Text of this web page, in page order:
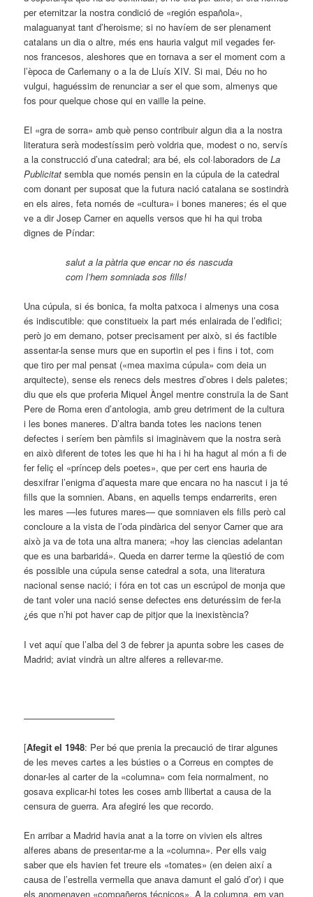
per eternitzar la nostra condició de «región española»,
malaguanyat tant d’heroisme; si no havíem de ser plenament
catalans un dia o altre, més ens hauria valgut mil vegades fer-
nos francesos, aleshores que en tornava a ser el moment com a
l’època de Carlemany o a la de Lluís XIV. Si mai, Déu no ho
vulgui, haguéssim de renunciar a ser el que som, almenys que
fos pour quelque chose qui en vaille la peine.
El «gra de sorra» amb què penso contribuir algun dia a la nostra
literatura serà modestíssim però voldria que, modest o no, servís
a la construcció d’una catedral; ara bé, els col·laboradors deLa
Publicitat sembla que només pensin en la cúpula de la catedral
com donant per suposat que la futura nació catalana se sostindrà
en els aires, feta només de «cultura» i bones maneres; és el que
ve a dir Josep Carner en aquells versos que hi ha qui troba
dignes de Píndar:
salut a la pàtria que encar no és nascuda
com l’hem somniada sos fills!
Una cúpula, si és bonica, fa molta patxoca i almenys una cosa
és indiscutible: que constitueix la part més enlairada de l’edifici;
però jo em demano, potser precisament per això, si és factible
assentar-la sense murs que en suportin el pes i fins i tot, com
que tiro per mal pensat («mea maxima cúpula» com deia un
arquitecte), sense els renecs dels mestres d’obres i dels paletes;
diu que els que proferia Miquel Àngel mentre construïa la de Sant
Pere de Roma eren d’antologia, amb greu detriment de la cultura
i les bones maneres. D’altra banda totes les nacions tenen
defectes i seríem ben pàmfils si imaginàvem que la nostra serà
en això diferent de totes les que hi ha i hi ha hagut al món a fi de
fer feliç el «príncep dels poetes», que per cert ens hauria de
desxifrar l’enigma d’aquesta mare que encara no ha nascut i ja té
fills que la somnien. Abans, en aquells temps endarrerits, eren
les mares —les futures mares— que somniaven els fills però cal
concloure a la vista de l’oda pindàrica del senyor Carner que ara
això ja va de tota una altra manera; «hoy las ciencias adelantan
que es una barbaridá». Queda en darrer terme la qüestió de com
és possible una cúpula sense catedral a sota, una literatura
nacional sense nació; i fóra en tot cas un escrúpol de monja que
de tant voler una nació sense defectes ens deturéssim de fer-la
¿és que n’hi pot haver cap de pitjor que la inexistència?
I vet aquí que l’alba del 3 de febrer ja apunta sobre les cases de
Madrid; aviat vindrà un altre alferes a rellevar-me.
——————————
[Afegit el 1948: Per bé que prenia la precaució de tirar algunes
de les meves cartes a les bústies o a Correus en comptes de
donar-les al carter de la «columna» com feia normalment, no
gosava explicar-hi totes les coses amb llibertat a causa de la
censura de guerra. Ara afegiré les que recordo.
En arribar a Madrid havia anat a la torre on vivien els altres
alferes abans de presentar-me a la «columna». Per ells vaig
saber que els havien fet treure els «tomates» (en deien així a
causa de l’estrella vermella que anava damunt el galó d’or) i que
els anomenaven «compañeros técnicos». A la columna, em van